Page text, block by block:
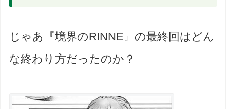
じゃあ『境界のRINNE』の最終回はどん
な終わり方だったのか？